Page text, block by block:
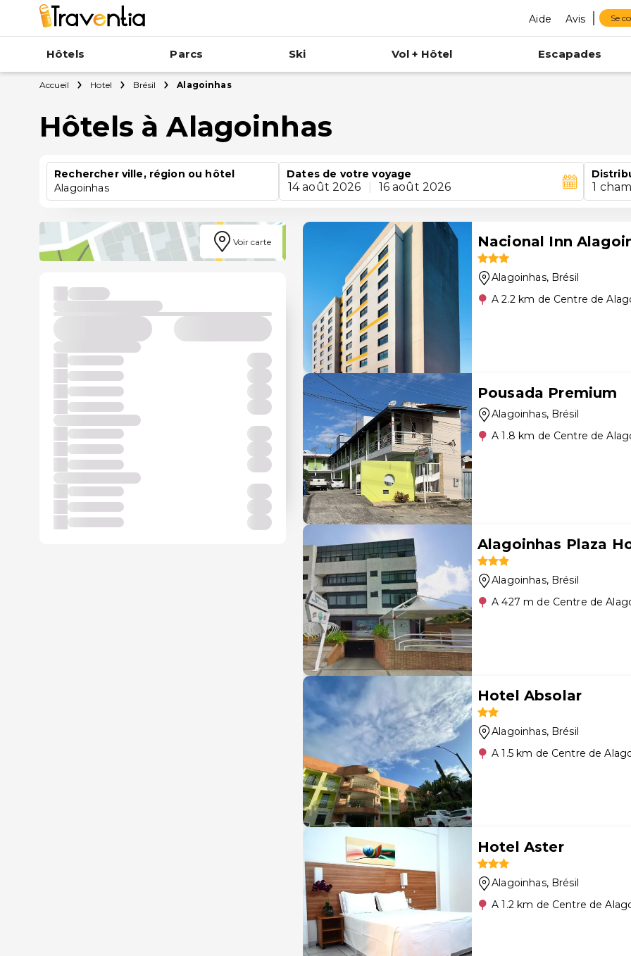
Aide Avis Se
Hôtels Parcs Ski Vol + Hôtel Escapades
Accueil Hotel Brésil Alagoinhas
Hôtels à Alagoinhas
Rechercher ville, région ou hôtel
Alagoinhas
Dates de votre voyage
14 août 2026 16 août 2026 1
Voir carte Nacional Inn
Alagoinhas, Brésil
A 2.2 km de Centre de
Pousada Premium
Alagoinhas, Brésil
A 1.8 km de Centre de
Alagoinhas Plaza
Alagoinhas, Brésil
A 427 m de Centre de
Hotel Absolar
Alagoinhas, Brésil
A 1.5 km de Centre de
Hotel Aster
Alagoinhas, Brésil
A 1.2 km de Centre de